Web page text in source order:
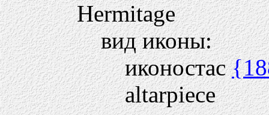
Hermitage
вид иконы:
иконостас
altarpiece